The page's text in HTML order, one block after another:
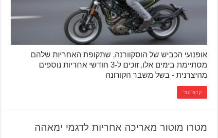
אופנועי הכביש של הוסקוורנה, שתקופת האחריות שלהם
מסתיימת בימים אלו, זוכים ל-3 חודשי אחריות נוספים
מהיצרנית - בשל משבר הקורונה
קרא עוד
מטרו מוטור מאריכה אחריות לדגמי ימאהה